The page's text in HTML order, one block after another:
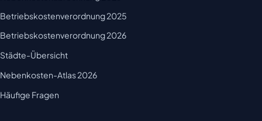
Betriebskostenverordnung 2025
Betriebskostenverordnung 2026
Städte-Übersicht
Nebenkosten-Atlas 2026
Häufige Fragen